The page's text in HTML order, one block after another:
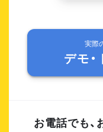
実際
デモ
お電話でも